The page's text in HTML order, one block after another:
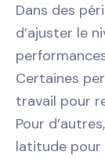
Dans des
d’ajuster le
Certaines
travail pour
Pour
latitude pour